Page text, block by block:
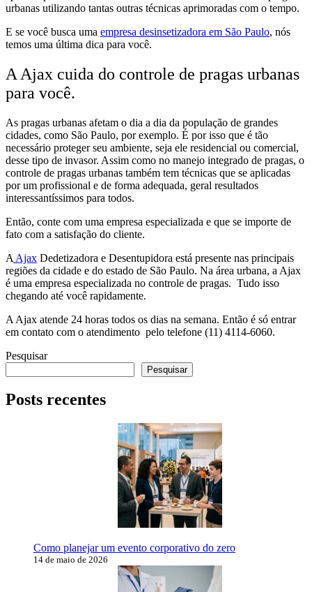
urbanas utilizando tantas outras técnicas aprimoradas com o tempo.
E se você busca uma empresa desinsetizadora em São Paulo, nós
temos uma última dica para você.
A Ajax cuida do controle de pragas urbanas
para você.
As pragas urbanas afetam o dia a dia da população de grandes
cidades, como São Paulo, por exemplo. É por isso que é tão
necessário proteger seu ambiente, seja ele residencial ou comercial,
desse tipo de invasor. Assim como no manejo integrado de pragas, o
controle de pragas urbanas também tem técnicas que se aplicadas
por um profissional e de forma adequada, geral resultados
interessantíssimos para todos.
Então, conte com uma empresa especializada e que se importe de
fato com a satisfação do cliente.
A Ajax Dedetizadora e Desentupidora está presente nas principais
regiões da cidade e do estado de São Paulo. Na área urbana, a Ajax
é uma empresa especializada no controle de pragas. Tudo isso
chegando até você rapidamente.
A Ajax atende 24 horas todos os dias na semana. Então é só entrar
em contato com o atendimento pelo telefone (11) 4114-6060.
Pesquisar
Pesquisar
Posts recentes
Como planejar um evento corporativo do zero
14 de maio de 2026